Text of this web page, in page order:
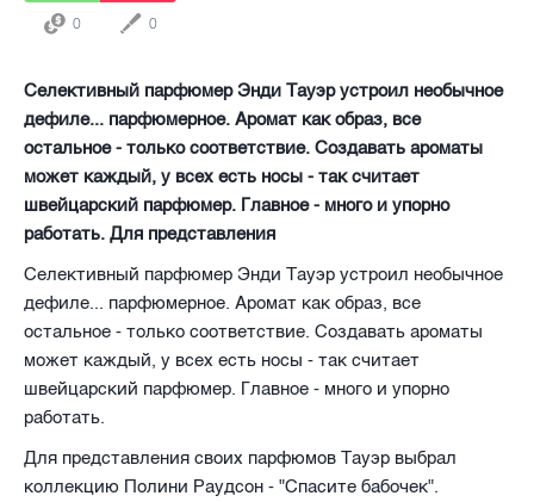
0 0
Селективный парфюмер Энди Тауэр устроил необычное
дефиле... парфюмерное. Аромат как образ, все
остальное - только соответствие. Создавать ароматы
может каждый, у всех есть носы - так считает
швейцарский парфюмер. Главное - много и упорно
работать. Для представления
Селективный парфюмер Энди Тауэр устроил необычное
дефиле... парфюмерное. Аромат как образ, все
остальное - только соответствие. Создавать ароматы
может каждый, у всех есть носы - так считает
швейцарский парфюмер. Главное - много и упорно
работать.
Для представления своих парфюмов Тауэр выбрал
коллекцию Полини Раудсон - "Спасите бабочек".